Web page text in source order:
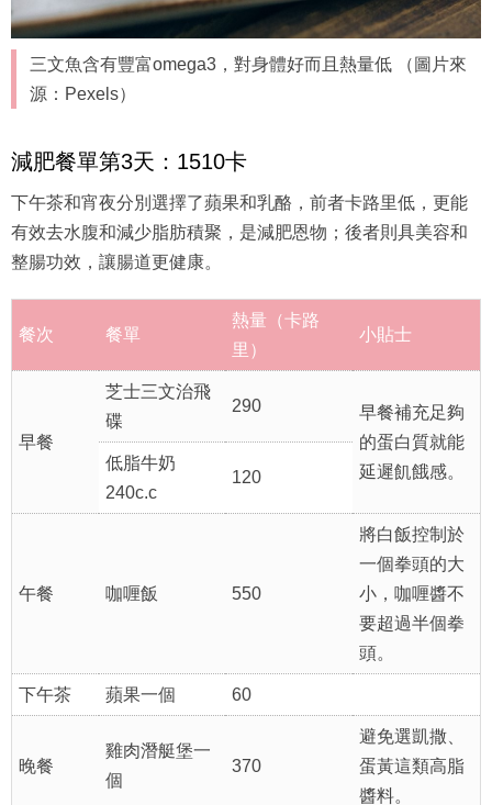
三文魚含有豐富omega3，對身體好而且熱量低 （圖片來
源：Pexels）
減肥餐單第3天：1510卡
下午茶和宵夜分別選擇了蘋果和乳酪，前者卡路里低，更能
有效去水腹和減少脂肪積聚，是減肥恩物；後者則具美容和
整腸功效，讓腸道更健康。
餐次 餐單
熱量（卡路
里）
小貼士
早餐
芝士三文治飛
碟
290
早餐補充足夠
的蛋白質就能
延遲飢餓感。
低脂牛奶
240c.c
120
午餐 咖喱飯 550
將白飯控制於
一個拳頭的大
小，咖喱醬不
要超過半個拳
頭。
下午茶 蘋果一個 60
晚餐
雞肉潛艇堡一
個
370
避免選凱撒、
蛋黃這類高脂
醬料。